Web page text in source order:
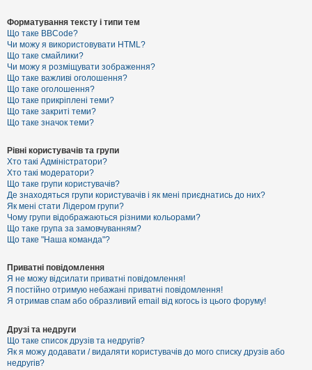
П
о
ш
у
к
Д
о
п
о
г
а
Форматування тексту і типи тем
Що таке BBCode?
Чи можу я використовувати HTML?
Що таке смайлики?
Чи можу я розміщувати зображення?
Що таке важливі оголошення?
Що таке оголошення?
Що таке прикріплені теми?
Що таке закриті теми?
Що таке значок теми?
Рівні користувачів та групи
Хто такі Адміністратори?
Хто такі модератори?
Що таке групи користувачів?
Де знаходяться групи користувачів і як мені приєднатись до них?
Як мені стати Лідером групи?
Чому групи відображаються різними кольорами?
Що таке група за замовчуванням?
Що таке "Наша команда"?
Приватні повідомлення
Я не можу відсилати приватні повідомлення!
Я постійно отримую небажані приватні повідомлення!
Я отримав спам або образливий email від когось із цього форуму!
Друзі та недруги
Що таке список друзів та недругів?
Як я можу додавати / видаляти користувачів до мого списку друзів або
недругів?